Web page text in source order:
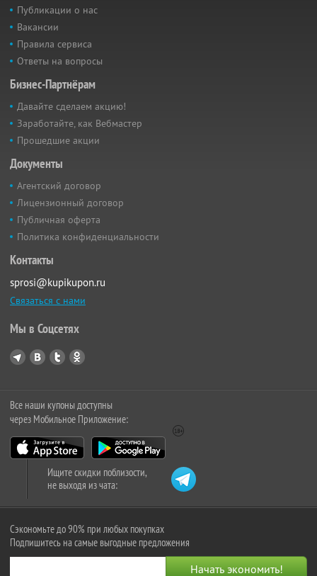
Публикации о нас
Вакансии
Правила сервиса
Ответы на вопросы
Бизнес-Партнёрам
Давайте сделаем акцию!
Заработайте, как Вебмастер
Прошедшие акции
Документы
Агентский договор
Лицензионный договор
Публичная оферта
Политика конфиденциальности
Контакты
sprosi@kupikupon.ru
Связаться с нами
Мы в Соцсетях
Все наши купоны доступны
через Мобильное Приложение:
Ищите скидки поблизости,
не выходя из чата:
Сэкономьте до 90% при любых покупках
Подпишитесь на самые выгодные предложения